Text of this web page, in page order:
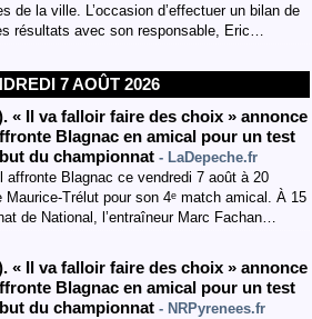
de la ville. L’occasion d’effectuer un bilan de
résultats avec son responsable, Eric…
7 AOÛT 2026
« Il va falloir faire des choix » annonce
Blagnac en amical pour un test
du championnat - LaDepeche.fr
affronte Blagnac ce vendredi 7 août à 20
Maurice-Trélut pour son 4ᵉ match amical. À 15
de National, l’entraîneur Marc Fachan…
« Il va falloir faire des choix » annonce
Blagnac en amical pour un test
du championnat - NRPyrenees.fr